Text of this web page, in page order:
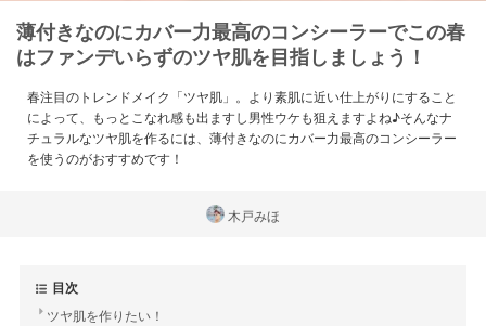
薄付きなのにカバー力最高のコンシーラーでこの春
はファンデいらずのツヤ肌を目指しましょう！
春注目のトレンドメイク「ツヤ肌」。より素肌に近い仕上がりにすること
によって、もっとこなれ感も出ますし男性ウケも狙えますよね♪そんなナ
チュラルなツヤ肌を作るには、薄付きなのにカバー力最高のコンシーラー
を使うのがおすすめです！
木戸みほ
目次
ツヤ肌を作りたい！